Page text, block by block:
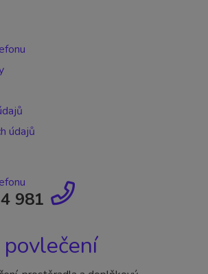
údajů
981
povlečení